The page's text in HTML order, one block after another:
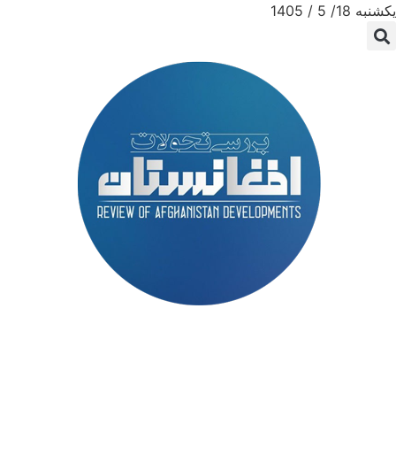
یکشنبه 18/ 5 / 1405